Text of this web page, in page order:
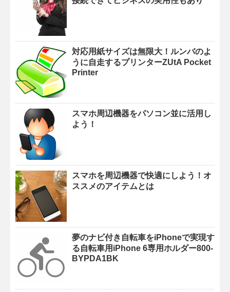
対応用紙サイズは無限大！ルンバのよ
うに自走するプリンターZUtA Pocket
Printer
スマホ周辺機器をパソコン並に活用し
よう！
スマホを周辺機器で快適にしよう！オ
ススメのアイテムとは
夢のナビ付き自転車をiPhoneで実現す
る自転車用iPhone 6専用ホルダー800-
BYPDA1BK